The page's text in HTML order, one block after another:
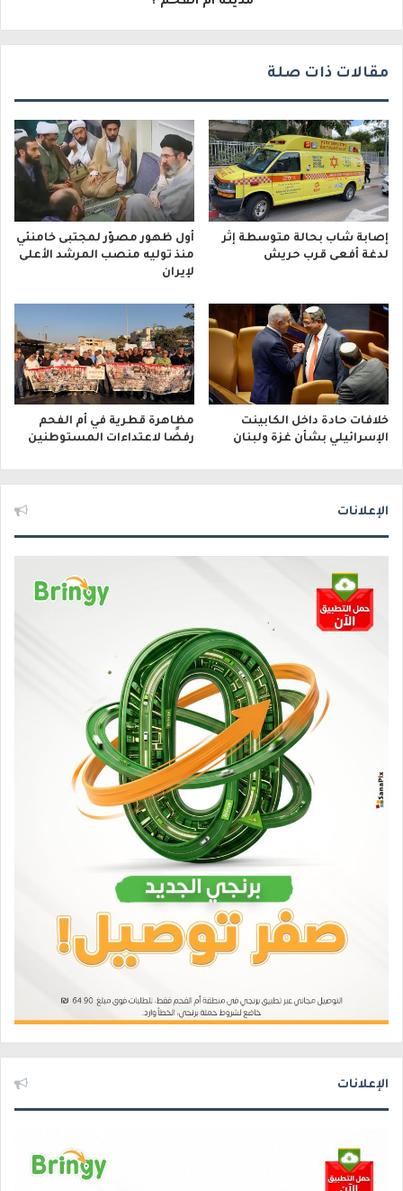
مقالات ذات صلة
إصابة شاب بحالة متوسطة إثر
لدغة أفعى قرب حريش
أول ظهور مصوّر لمجتبى خامنئي
منذ توليه منصب المرشد الأعلى
لإيران
خلافات حادة داخل الكابينت
الإسرائيلي بشأن غزة ولبنان
مظاهرة قطرية في أم الفحم
رفضًا لاعتداءات المستوطنين
الإعلانات
الإعلانات